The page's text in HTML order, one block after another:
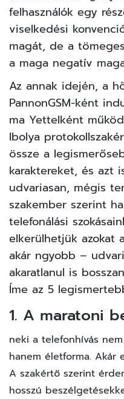
felhasználók egy
viselkedési
magát, de a
a maga negatív
Az annak idején, a
PannonGSM-ként
ma Yettelként
Ibolya
össze a
karaktereket, és azt
udvariasan, mégis
szakember szerint
telefonálási
elkerülhetjük azokat
akár ngyobb –
akaratlanul is
Íme az 5
1. A maratoni
neki a telefonhívás
hanem életforma. Akár
A szakértő szerint
hosszú